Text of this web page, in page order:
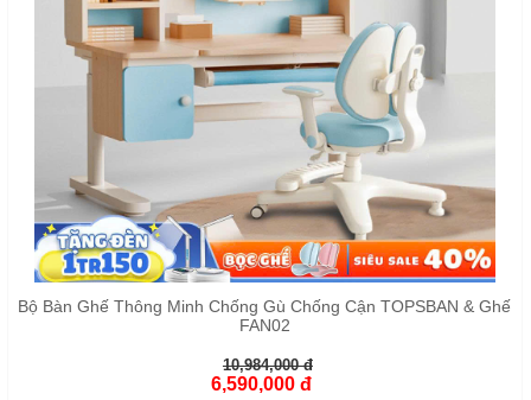
Bộ Bàn Ghế Thông Minh Chống Gù Chống Cận TOPSBAN & Ghế
FAN02
10,984,000 đ
6,590,000 đ